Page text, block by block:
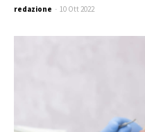
redazione - 10 Ott 2022